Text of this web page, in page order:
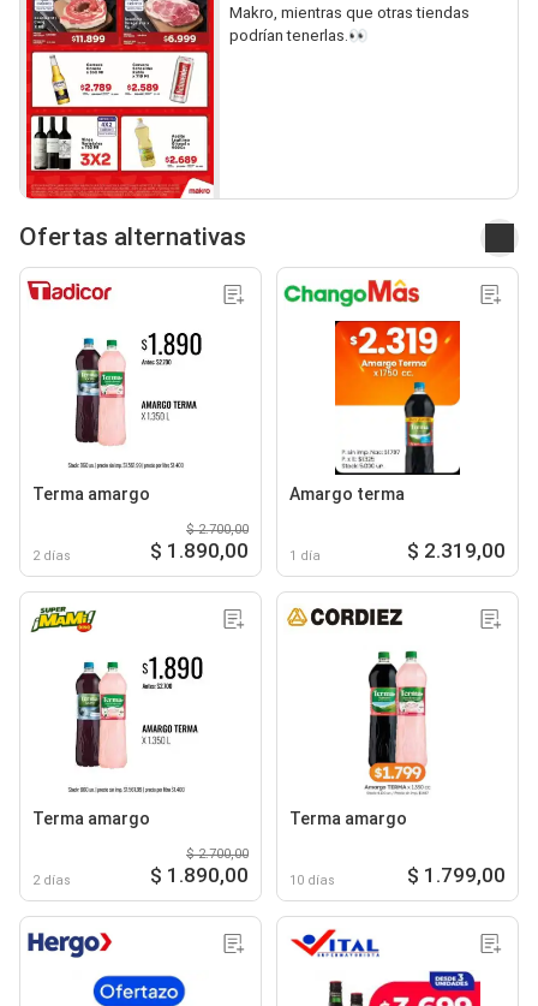
Makro, mientras que otras tiendas
podrían tenerlas.👀
Ofertas alternativas
Terma amargo
2 días
$ 2.700,00
$ 1.890,00
Amargo terma
1 día $ 2.319,00
Terma amargo
2 días
$ 2.700,00
$ 1.890,00
Terma amargo
10 días $ 1.799,00